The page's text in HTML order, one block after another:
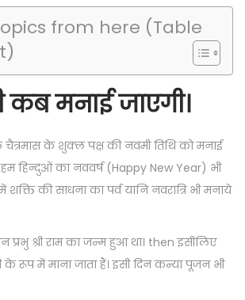
4
from here (Table
कब मनाई जाएगी।
चैत्रमास के शुक्ल पक्ष की नवमी तिथि को मनाई
हम हिन्दुओं का नववर्ष (Happy New Year) भी
शक्ति की साधना का पर्व यानि नवरात्रि भी मनाये
प्रभु श्री राम का जन्म हुआ था। then इसीलिए
रूप में माना जाता हैं। इसी दिन कन्या पूजन भी